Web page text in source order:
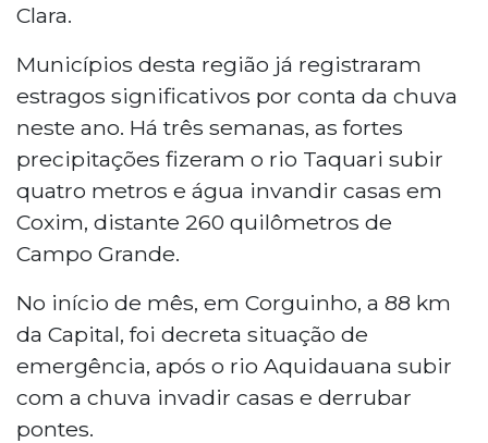
Clara.
Municípios desta região já registraram
estragos significativos por conta da chuva
neste ano. Há três semanas, as fortes
precipitações fizeram o rio Taquari subir
quatro metros e água invandir casas em
Coxim, distante 260 quilômetros de
Campo Grande.
No início de mês, em Corguinho, a 88 km
da Capital, foi decreta situação de
emergência, após o rio Aquidauana subir
com a chuva invadir casas e derrubar
pontes.